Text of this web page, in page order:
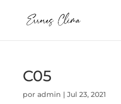
C05
por admin | Jul 23, 2021